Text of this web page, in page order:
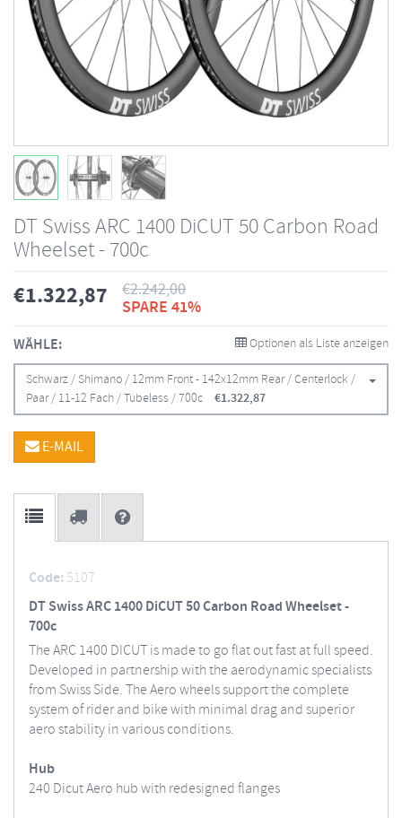
DT Swiss ARC 1400 DiCUT 50 Carbon Road
Wheelset - 700c
€1.322,87 €2.242,00
SPARE 41%
WÄHLE: Optionen als Liste anzeigen
Schwarz / Shimano / 12mm Front - 142x12mm Rear / Centerlock /
Paar / 11-12 Fach / Tubeless / 700c
€1.322,87
E-MAIL
Code: 5107
DT Swiss ARC 1400 DiCUT 50 Carbon Road Wheelset -
700c
The ARC 1400 DICUT is made to go flat out fast at full speed.
Developed in partnership with the aerodynamic specialists
from Swiss Side. The Aero wheels support the complete
system of rider and bike with minimal drag and superior
aero stability in various conditions.
Hub
240 Dicut Aero hub with redesigned flanges